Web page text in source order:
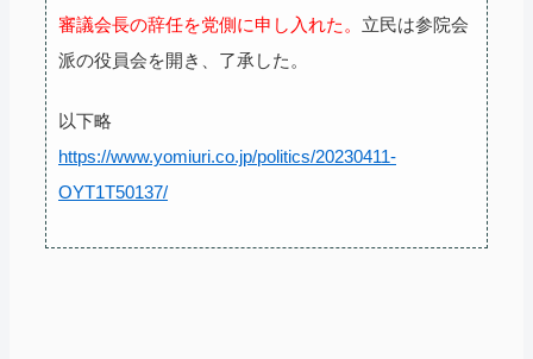
審議会長の辞任を党側に申し入れた。 立民は参院会
派の役員会を開き、了承した。
以下略
https://www.yomiuri.co.jp/politics/20230411-
OYT1T50137/